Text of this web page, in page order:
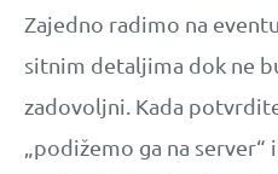
Zajedno radimo na
sitnim detaljima dok ne
zadovoljni. Kada
„podižemo ga na server“